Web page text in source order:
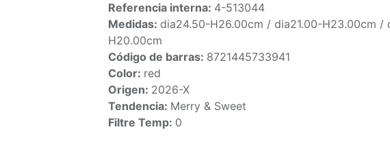
Referencia interna: 4-513044
Medidas: dia24.50-H26.00cm / dia21.00-H23.00cm /
H20.00cm
Código de barras: 8721445733941
Color: red
Origen: 2026-X
Tendencia: Merry & Sweet
Filtre Temp: 0